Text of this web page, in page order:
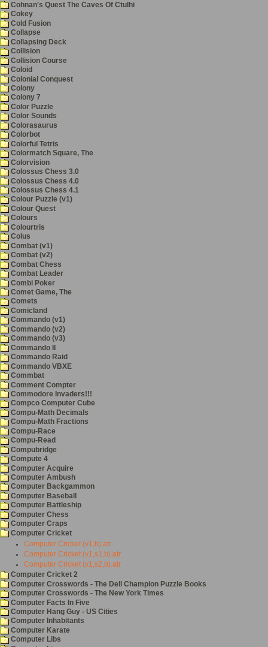
Cohnan's Quest The Caves Of Ctulhi
Cokey
Cold Fusion
Collapse
Collapsing Deck
Collision
Collision Course
Coloid
Colonial Conquest
Colony
Colony 7
Color Puzzle
Color Sounds
Colorasaurus
Colorbot
Colorful Tetris
Colormatch Square, The
Colorvision
Colossus Chess 3.0
Colossus Chess 4.0
Colossus Chess 4.1
Colour Puzzle (v1)
Colour Quest
Colours
Colourtris
Colus
Combat (v1)
Combat (v2)
Combat Chess
Combat Leader
Combi Poker
Comet Game, The
Comets
Comicland
Commando (v1)
Commando (v2)
Commando (v3)
Commando II
Commando Raid
Commando VBXE
Commbat
Comment Compter
Commodore Invaders!!!
Compco Computer Cube
Compu-Math Decimals
Compu-Math Fractions
Compu-Race
Compu-Read
Compubridge
Compute 4
Computer Acquire
Computer Ambush
Computer Backgammon
Computer Baseball
Computer Battleship
Computer Chess
Computer Craps
Computer Cricket
Computer Cricket (v1,b).atr
Computer Cricket (v1,s1,b).atr
Computer Cricket (v1,s2,b).atr
Computer Cricket 2
Computer Crosswords - The Dell Champion Puzzle Books
Computer Crosswords - The New York Times
Computer Facts In Five
Computer Hang Guy - US Cities
Computer Inhabitants
Computer Karate
Computer Libs